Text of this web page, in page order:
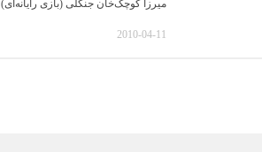
میرزا کوچک‌خان جنگلی (بازی رایانه‌ای)
2010-04-11